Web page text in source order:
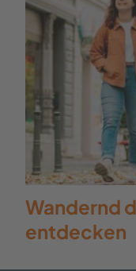
Wandernd
entdecken